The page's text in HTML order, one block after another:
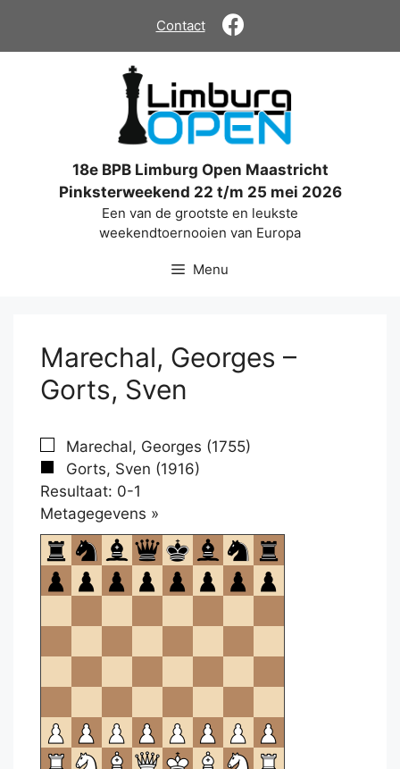
de
Contact
18e BPB Limburg Open Maastricht
Pinksterweekend 22 t/m 25 mei 2026
Een van de grootste en leukste
weekendtoernooien van Europa
Menu
Marechal, Georges –
Gorts, Sven
Marechal, Georges (1755)
Gorts, Sven (1916)
Resultaat: 0-1
Metagegevens »
om
te
openen.